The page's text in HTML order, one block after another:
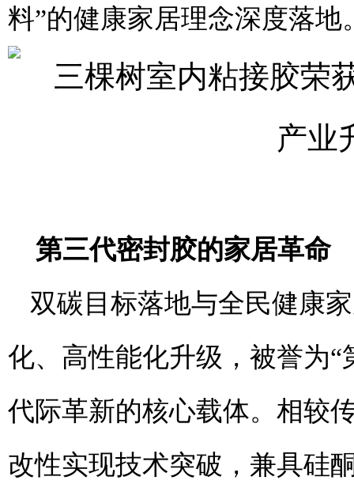
料”的健康家居理念深度落地
第三代密封胶的家居革命
双碳目标落地与全民健康
化、高性能化升级，被誉为“
代际革新的核心载体。相较
改性实现技术突破，兼具硅